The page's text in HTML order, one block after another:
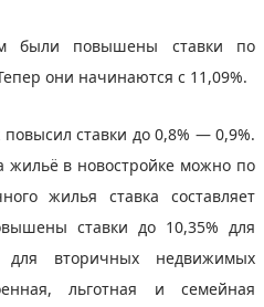
были повышены ставки по
они начинаются с 11,09%.
ставки до 0,8% — 0,9%.
жильё в новостройке можно по
жилья ставка составляет
ставки до 10,35% для
вторичных недвижимых
льготная и семейная